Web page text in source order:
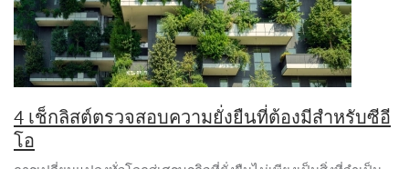
4 เช็กลิสต์ตรวจสอบความยั่งยืนที่ต้องมีสำหรับซีอี
โอ